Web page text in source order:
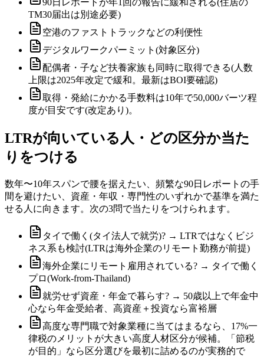
90日レポートが年1回の報告に緩和される(住居の
TM30届出は別途必要)
空港のファストトラックなどの利便性
デジタルワークパーミット(対象区分)
配偶者・子など扶養家族も同時に取得できる(人数
上限は2025年改定で緩和。最新はBOI要確認)
取得・発給にかかる手数料は10年で50,000バーツ程
度が目安です(改定あり)。
LTRが向いている人・どの区分か当た
りをつける
数年〜10年スパンで腰を据えたい、頻繁な90日レポートの手
間を避けたい、資産・年収・専門性のいずれかで基準を満た
せる人に向きます。次の3問で当たりをつけられます。
タイで働く(タイ法人で就労)? → LTRではなくビジ
ネス系も検討(LTRは海外企業のリモート勤務が前提)
海外企業にリモート雇用されている? → タイで働く
プロ(Work-from-Thailand)
就労せず資産・年金で暮らす? → 50歳以上で年金中
心なら年金受給者、高資産＋投資なら富裕層
高度な専門職で対象業種に当てはまるなら、17%一
律税のメリットが大きい高度人材区分が候補。「節税
が目的」なら区分選びを最初に詰めるのが実務的で